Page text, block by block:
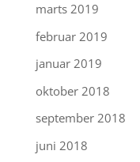
marts 2019
februar 2019
januar 2019
oktober 2018
september 2018
juni 2018